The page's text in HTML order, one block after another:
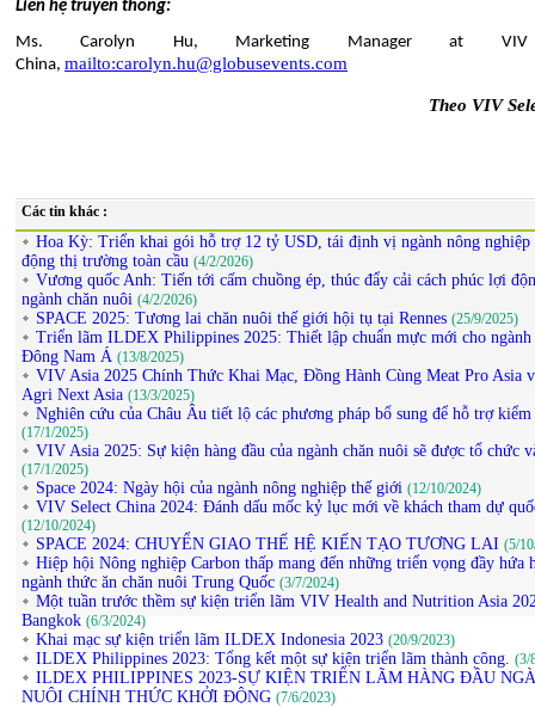
Liên hệ truyền thông:
Ms. Carolyn Hu, Marketing Manager at VIV
China, mailto:carolyn.hu@globusevents.com
Theo VIV
Các tin khác :
Hoa Kỳ: Triển khai gói hỗ trợ 12 tỷ USD, tái định vị ngành nông nghiệp
động thị trường toàn cầu (4/2/2026)
Vương quốc Anh: Tiến tới cấm chuồng ép, thúc đẩy cải cách phúc lợi
ngành chăn nuôi (4/2/2026)
SPACE 2025: Tương lai chăn nuôi thế giới hội tụ tại Rennes (25/9/2025)
Triển lãm ILDEX Philippines 2025: Thiết lập chuẩn mực mới cho ngành
Đông Nam Á (13/8/2025)
VIV Asia 2025 Chính Thức Khai Mạc, Đồng Hành Cùng Meat Pro Asia
Agri Next Asia (13/3/2025)
Nghiên cứu của Châu Âu tiết lộ các phương pháp bổ sung để hỗ trợ kiểm
(17/1/2025)
VIV Asia 2025: Sự kiện hàng đầu của ngành chăn nuôi sẽ được tổ chức
(17/1/2025)
Space 2024: Ngày hội của ngành nông nghiệp thế giới (12/10/2024)
VIV Select China 2024: Đánh dấu mốc kỷ lục mới về khách tham dự
(12/10/2024)
SPACE 2024: CHUYỂN GIAO THẾ HỆ KIẾN TẠO TƯƠNG LAI (5/
Hiệp hội Nông nghiệp Carbon thấp mang đến những triển vọng đầy hứa
ngành thức ăn chăn nuôi Trung Quốc (3/7/2024)
Một tuần trước thềm sự kiện triển lãm VIV Health and Nutrition Asia
Bangkok (6/3/2024)
Khai mạc sự kiện triển lãm ILDEX Indonesia 2023 (20/9/2023)
ILDEX Philippines 2023: Tổng kết một sự kiện triển lãm thành công. (3/
ILDEX PHILIPPINES 2023-SỰ KIỆN TRIỂN LÃM HÀNG ĐẦU
NUÔI CHÍNH THỨC KHỞI ĐỘNG (7/6/2023)